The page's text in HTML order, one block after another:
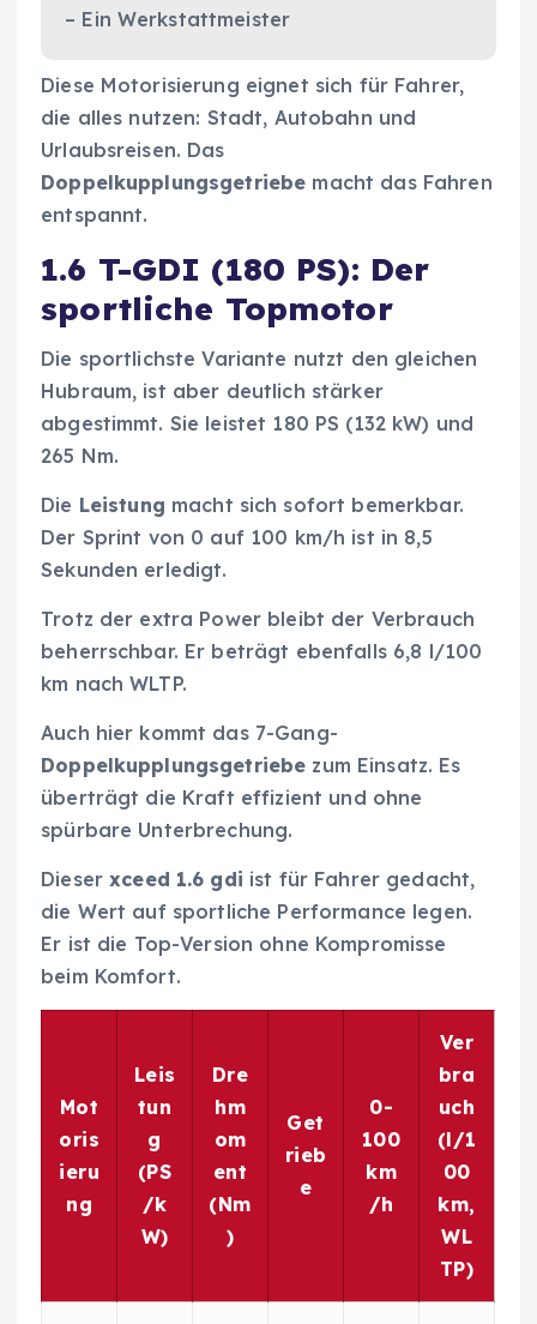
– Ein Werkstattmeister
Diese Motorisierung eignet sich für Fahrer,
die alles nutzen: Stadt, Autobahn und
Urlaubsreisen. Das
Doppelkupplungsgetriebe macht das Fahren
entspannt.
1.6 T-GDI (180 PS): Der
sportliche Topmotor
Die sportlichste Variante nutzt den gleichen
Hubraum, ist aber deutlich stärker
abgestimmt. Sie leistet 180 PS (132 kW) und
265 Nm.
Die Leistung macht sich sofort bemerkbar.
Der Sprint von 0 auf 100 km/h ist in 8,5
Sekunden erledigt.
Trotz der extra Power bleibt der Verbrauch
beherrschbar. Er beträgt ebenfalls 6,8 l/100
km nach WLTP.
Auch hier kommt das 7-Gang-
Doppelkupplungsgetriebe zum Einsatz. Es
überträgt die Kraft effizient und ohne
spürbare Unterbrechung.
Dieserxceed 1.6 gdi ist für Fahrer gedacht,
die Wert auf sportliche Performance legen.
Er ist die Top-Version ohne Kompromisse
beim Komfort.
Mot
oris
ieru
ng
Leis
tun
g
(PS
/k
W)
Dre
hm
om
ent
(Nm
)
Get
rieb
e
0-
100
km
/h
Ver
bra
uch
(l/1
00
km,
WL
TP)